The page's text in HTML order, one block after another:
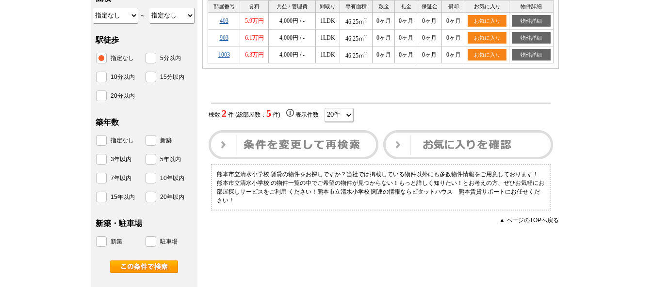
部屋番号 賃料 共益 / 管理費 間取り 専有面積 敷金 礼金 保証金 償却 お気に入り 物件詳細
403 5.9万円 4,000円 / - 1LDK 46.25ｍ2 0ヶ月 0ヶ月 0ヶ月 0ヶ月 お気に入り 物件詳細
903 6.1万円 4,000円 / - 1LDK 46.25ｍ2 0ヶ月 0ヶ月 0ヶ月 0ヶ月 お気に入り 物件詳細
1003 6.3万円 4,000円 / - 1LDK 46.25ｍ2 0ヶ月 0ヶ月 0ヶ月 0ヶ月 お気に入り 物件詳細
棟数 2件 (総部屋数： 5件) 表示件数
熊本市立清水小学校 賃貸の物件をお探しですか？当社では掲載している物件以外にも多数物件情報をご用意しております！
熊本市立清水小学校 の物件一覧の中でご希望の物件が見つからない！もっと詳しく知りたい！とお考えの方、ぜひお気軽にお
部屋探しサービスをご利用 ください！熊本市立清水小学校 関連の情報ならピタットハウス 熊本賃貸サポートにお任せくだ
さい！
▲ ページのTOPへ戻る
～
駅徒歩
指定なし 5分以内
10分以内 15分以内
20分以内
築年数
指定なし 新築
3年以内 5年以内
7年以内 10年以内
15年以内 20年以内
新築・駐車場
新築 駐車場